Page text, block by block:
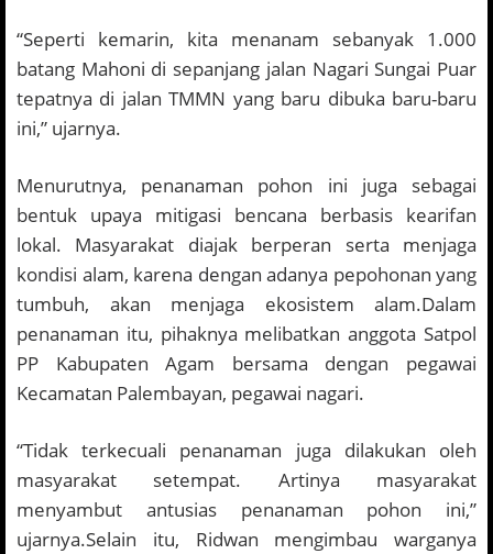
“Seperti kemarin, kita menanam sebanyak 1.000
batang Mahoni di sepanjang jalan Nagari Sungai Puar
tepatnya di jalan TMMN yang baru dibuka baru-baru
ini,” ujarnya.
Menurutnya, penanaman pohon ini juga sebagai
bentuk upaya mitigasi bencana berbasis kearifan
lokal. Masyarakat diajak berperan serta menjaga
kondisi alam, karena dengan adanya pepohonan yang
tumbuh, akan menjaga ekosistem alam.Dalam
penanaman itu, pihaknya melibatkan anggota Satpol
PP Kabupaten Agam bersama dengan pegawai
Kecamatan Palembayan, pegawai nagari.
“Tidak terkecuali penanaman juga dilakukan oleh
masyarakat setempat. Artinya masyarakat
menyambut antusias penanaman pohon ini,”
ujarnya.Selain itu, Ridwan mengimbau warganya